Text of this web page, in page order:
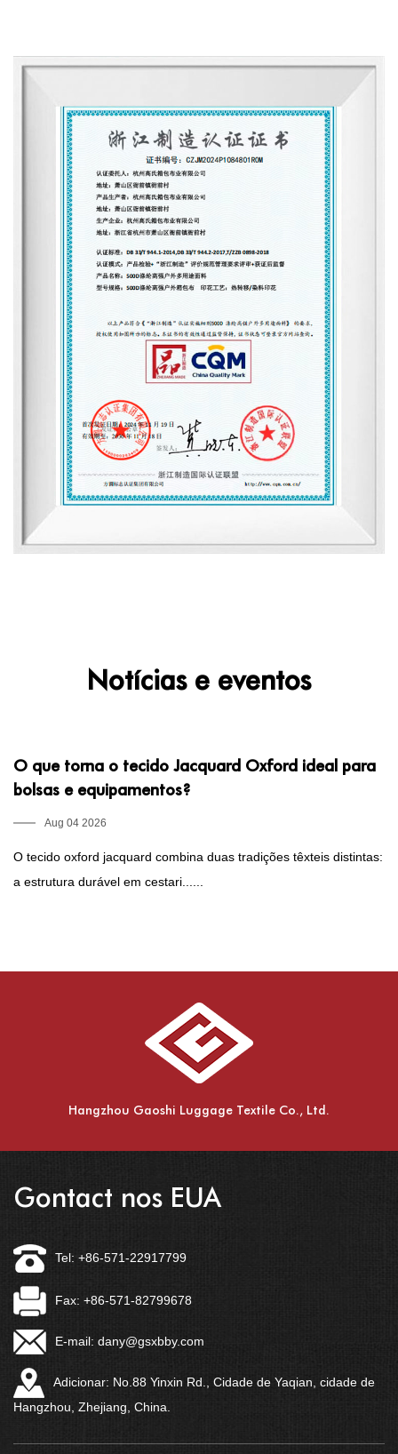
Notícias e eventos
O que torna o tecido Jacquard Oxford ideal para
bolsas e equipamentos?
Aug 04 2026
O tecido oxford jacquard combina duas tradições têxteis distintas:
a estrutura durável em cestari......
Hangzhou Gaoshi Luggage Textile Co., Ltd.
Gontact nos EUA
Tel: +86-571-22917799
Fax: +86-571-82799678
E-mail: dany@gsxbby.com
Adicionar: No.88 Yinxin Rd., Cidade de Yaqian, cidade de
Hangzhou, Zhejiang, China.